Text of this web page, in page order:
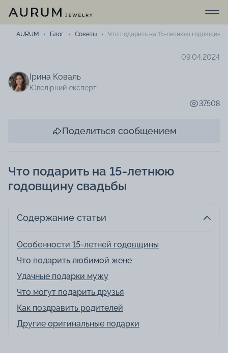
AURUM Блог Советы Что подарить на 15-летнюю годовщину
Что подарить на 15-летнюю
годовщину свадьбы
Содержание статьи
Особенности 15-летней годовщины
Что подарить любимой жене
Удачные подарки мужу
Что могут подарить друзья
Как поздравить родителей
Другие оригинальные подарки
09.04.2024
Ірина Коваль
Ювелірний експерт
37508
Поделиться сообщением